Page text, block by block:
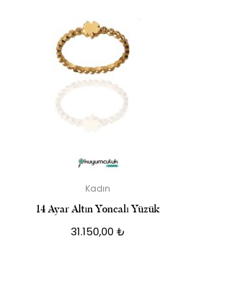
Kadın
14 Ayar Altın Yoncalı Yüzük
31.150,00 ₺